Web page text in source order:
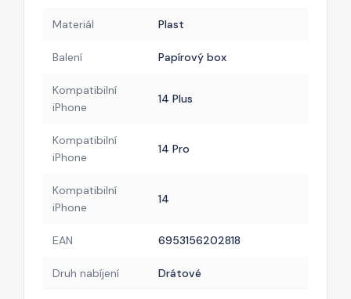
Materiál Plast
Balení Papírový box
Kompatibilní
iPhone
14 Plus
Kompatibilní
iPhone
14 Pro
Kompatibilní
iPhone
14
EAN 6953156202818
Druh nabíjení Drátové